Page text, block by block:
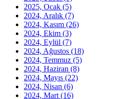
2025, Ocak (5)
2024, Aralık (7)
2024, Kasım (26)
2024, Ekim (3)
2024, Eylül (7)
2024, Ağustos (18)
2024, Temmuz (5)
2024, Haziran (8)
2024, Mayıs (22)
2024, Nisan (6)
2024, Mart (16)